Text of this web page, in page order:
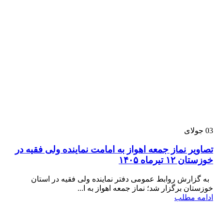
03 جولای
تصاویر نماز جمعه اهواز به امامت نماینده ولی فقیه در
خوزستان ۱۲ تیرماه ۱۴۰۵
به گزارش روابط عمومی دفتر نماینده ولی فقیه در استان
خوزستان برگزار شد؛ نماز جمعه اهواز به ا...
ادامه مطلب